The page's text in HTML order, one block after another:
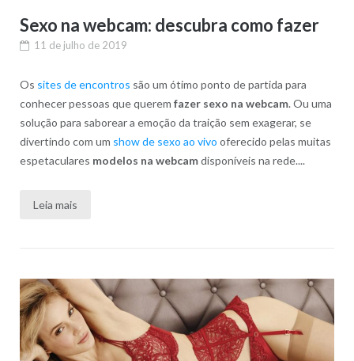
Sexo na webcam: descubra como fazer
11 de julho de 2019
Os sites de encontros são um ótimo ponto de partida para
conhecer pessoas que querem fazer sexo na webcam. Ou uma
solução para saborear a emoção da traição sem exagerar, se
divertindo com um show de sexo ao vivo oferecido pelas muitas
espetaculares modelos na webcamdisponíveis na rede....
Leia mais